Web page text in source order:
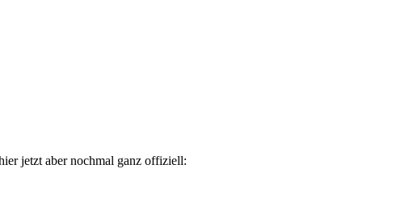
jetzt aber nochmal ganz offiziell: